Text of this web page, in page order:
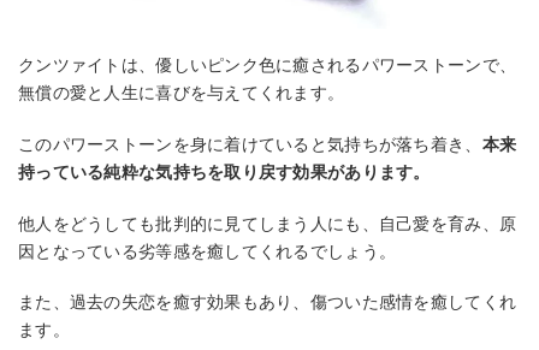
クンツァイトは、優しいピンク色に癒されるパワーストーンで、
無償の愛と人生に喜びを与えてくれます。
このパワーストーンを身に着けていると気持ちが落ち着き、 本来
持っている純粋な気持ちを取り戻す効果があります。
他人をどうしても批判的に見てしまう人にも、自己愛を育み、原
因となっている劣等感を癒してくれるでしょう。
また、過去の失恋を癒す効果もあり、傷ついた感情を癒してくれ
ます。